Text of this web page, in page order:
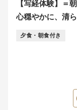
【写経体験】＝
心穏やかに、清
夕食・朝食付き